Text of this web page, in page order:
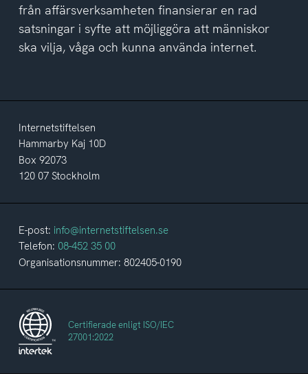
från affärsverksamheten finansierar en rad
satsningar i syfte att möjliggöra att människor
ska vilja, våga och kunna använda internet.
Internetstiftelsen
Hammarby Kaj 10D
Box 92073
120 07 Stockholm
E-post: info@internetstiftelsen.se
Telefon: 08-452 35 00
Organisationsnummer: 802405-0190
Certifierade enligt ISO/IEC
27001:2022